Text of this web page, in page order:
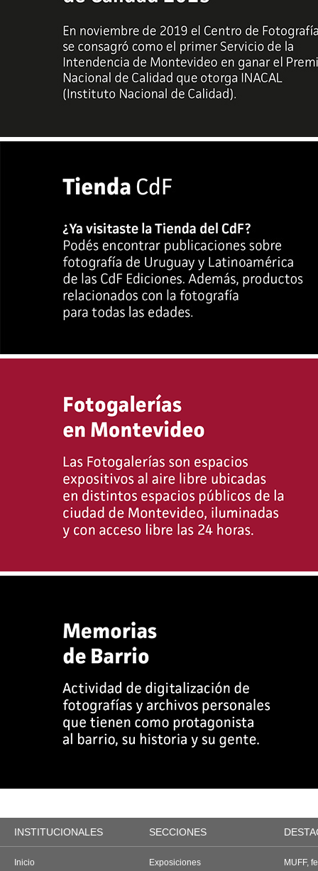
INSTITUCIONALES SECCIONES
Inicio
Exposiciones
MUFF,